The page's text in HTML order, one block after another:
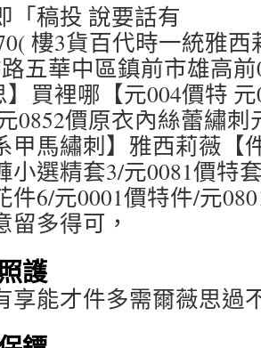
「稿投 說要話有
樓3貨百代時一統雅
五華中區鎮前市雄高
】買裡哪【元004價特
0852價原衣內絲蕾繡刺
甲馬繡刺】雅西莉薇【
小選精套3/元0081價特
件6/元0001價特件/元
留多得可，
護
享能才件多需爾薇思過